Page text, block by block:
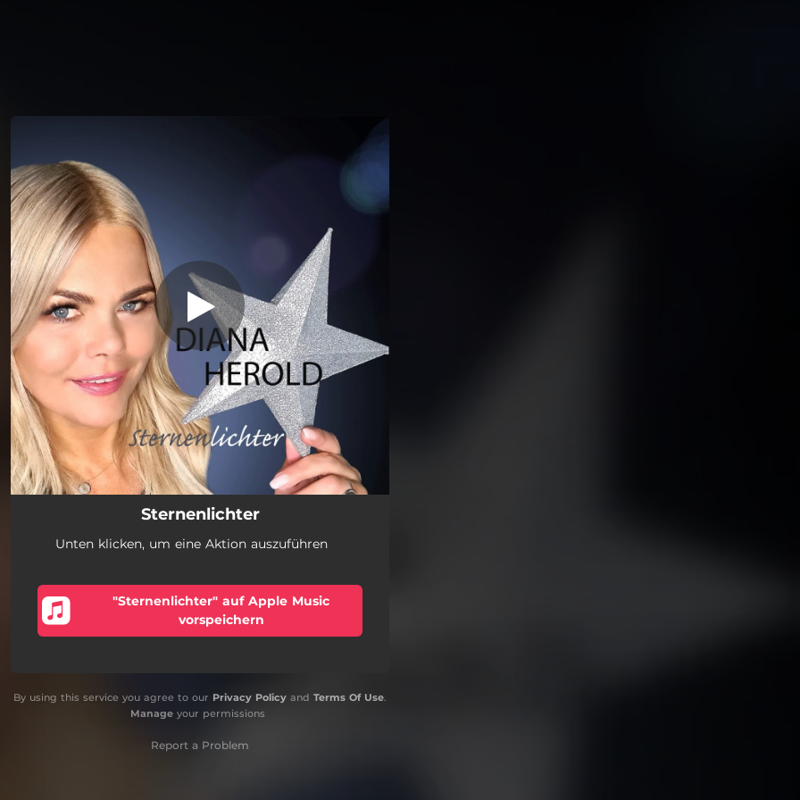
Sternenlichter
Unten klicken, um eine Aktion auszuführen
"Sternenlichter" auf Apple Music
vorspeichern
By using this service you agree to our Privacy Policy and Terms Of Use.
Manageyour permissions
Report a Problem